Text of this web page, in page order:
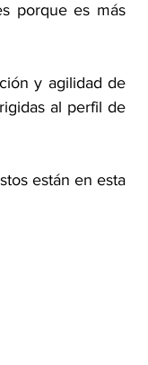
porque es más
y agilidad de
al perfil de
están en esta